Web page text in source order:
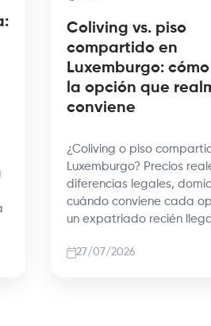
Coliving vs. piso
compartido en
Luxemburgo:
la opción que
conviene
¿Coliving o piso
Luxemburgo? Precios
diferencias legales,
cuándo conviene cada
un expatriado recién
27/07/2026